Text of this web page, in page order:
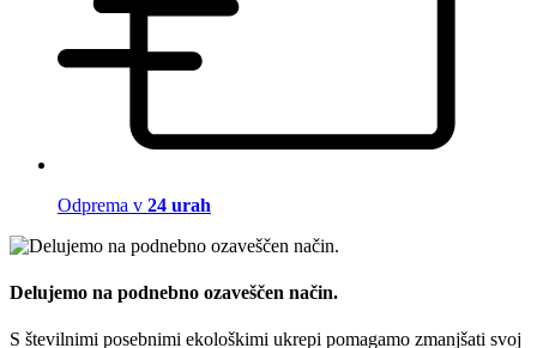
Odprema v 24 urah
Delujemo na podnebno ozaveščen način.
S številnimi posebnimi ekološkimi ukrepi pomagamo zmanjšati svoj